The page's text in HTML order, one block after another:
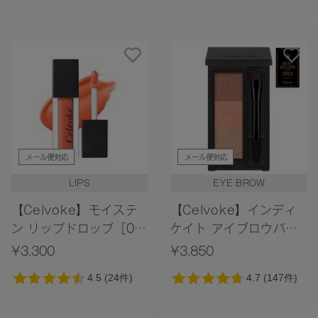
メール便対応
LIPS
【Celvoke】モイステ
ン リップドロップ［05
～09,EX08］
¥3,300
メール便対応
EYE BROW
【Celvoke】インディ
ケイト アイブロウパウ
ダー［01～07］
¥3,850